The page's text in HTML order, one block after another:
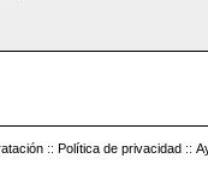
:: Política de privacidad ::